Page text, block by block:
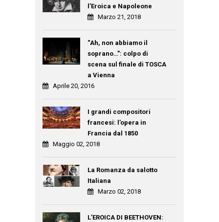
l’Eroica e Napoleone
Marzo 21, 2018
“Ah, non abbiamo il
soprano…”: colpo di
scena sul finale di TOSCA
a Vienna
Aprile 20, 2016
I grandi compositori
francesi: l’opera in
Francia dal 1850
Maggio 02, 2018
La Romanza da salotto
Italiana
Marzo 02, 2018
L’EROICA DI BEETHOVEN: